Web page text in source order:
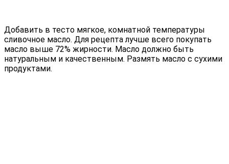
Добавить в тесто мягкое, комнатной температуры
сливочное масло. Для рецепта лучше всего покупать
масло выше 72% жирности. Масло должно быть
натуральным и качественным. Размять масло с сухими
продуктами.